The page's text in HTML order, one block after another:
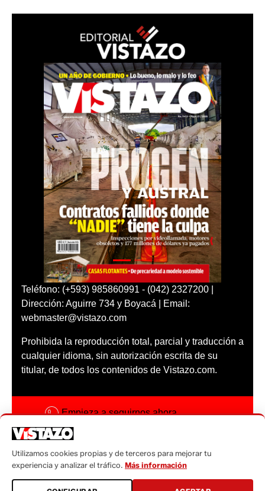
Teléfono: (+593) 985860991 - (042) 2327200 |
Dirección: Aguirre 734 y Boyacá | Email:
webmaster@vistazo.com
Prohibida la reproducción total, parcial y traducción a
cualquier idioma, sin autorización escrita de su
titular, de todos los contenidos de Vistazo.com.
Empieza a seguirnos ahora
Código ética
Sugerencias a:
Utilizamos cookies propias y de terceros para mejorar tu
experiencia y analizar el tráfico. Más información